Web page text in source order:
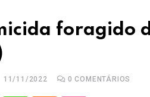
foragido
11/11/2022 0 COMENTÁRIOS